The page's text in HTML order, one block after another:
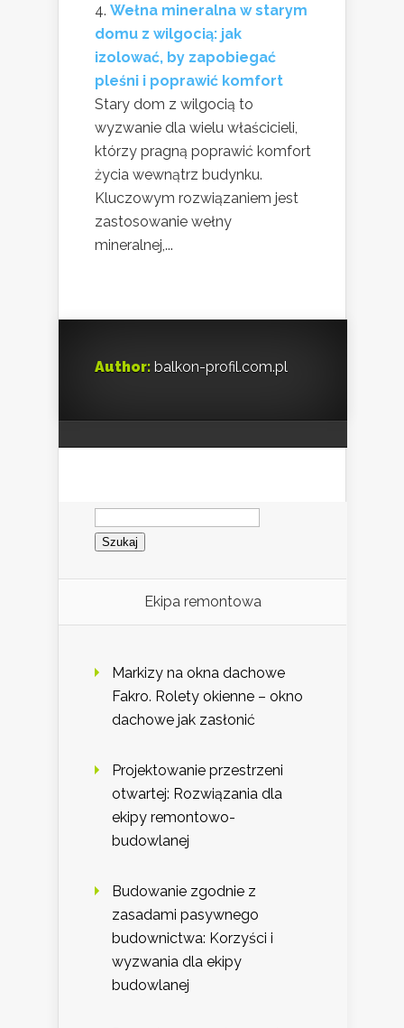
Wełna mineralna w starym
domu z wilgocią: jak
izolować, by zapobiegać
pleśni i poprawić komfort
Stary dom z wilgocią to
wyzwanie dla wielu właścicieli,
którzy pragną poprawić komfort
życia wewnątrz budynku.
Kluczowym rozwiązaniem jest
zastosowanie wełny
mineralnej,...
Author: balkon-profil.com.pl
Szukaj:
Ekipa remontowa
Markizy na okna dachowe
Fakro. Rolety okienne – okno
dachowe jak zasłonić
Projektowanie przestrzeni
otwartej: Rozwiązania dla
ekipy remontowo-
budowlanej
Budowanie zgodnie z
zasadami pasywnego
budownictwa: Korzyści i
wyzwania dla ekipy
budowlanej